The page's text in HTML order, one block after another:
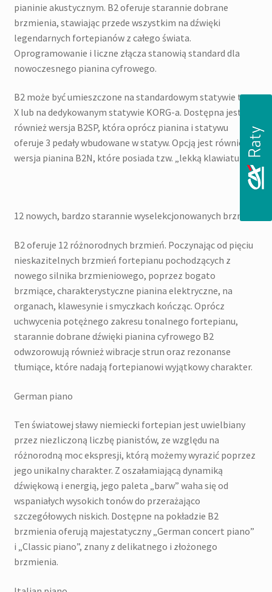
pianinie akustycznym. B2 oferuje starannie dobrane
brzmienia, stawiając przede wszystkim na dźwięki
legendarnych fortepianów z całego świata.
Oprogramowanie i liczne złącza stanowią standard dla
nowoczesnego pianina cyfrowego.
B2 może być umieszczone na standardowym statywie typu
X lub na dedykowanym statywie KORG-a. Dostępna jest
również wersja B2SP, która oprócz pianina i statywu
oferuje 3 pedały wbudowane w statyw. Opcją jest również
wersja pianina B2N, które posiada tzw. „lekką klawiaturę”.
12 nowych, bardzo starannie wyselekcjonowanych brzmień
B2 oferuje 12 różnorodnych brzmień. Poczynając od pięciu
nieskazitelnych brzmień fortepianu pochodzących z
nowego silnika brzmieniowego, poprzez bogato
brzmiące, charakterystyczne pianina elektryczne, na
organach, klawesynie i smyczkach kończąc. Oprócz
uchwycenia potężnego zakresu tonalnego fortepianu,
starannie dobrane dźwięki pianina cyfrowego B2
odwzorowują również wibracje strun oraz rezonanse
tłumiące, które nadają fortepianowi wyjątkowy charakter.
German piano
Ten światowej sławy niemiecki fortepian jest uwielbiany
przez niezliczoną liczbę pianistów, ze względu na
różnorodną moc ekspresji, którą możemy wyrazić poprzez
jego unikalny charakter. Z oszałamiającą dynamiką
dźwiękową i energią, jego paleta „barw” waha się od
wspaniałych wysokich tonów do przerażająco
szczegółowych niskich. Dostępne na pokładzie B2
brzmienia oferują majestatyczny „German concert piano”
i „Classic piano”, znany z delikatnego i złożonego
brzmienia.